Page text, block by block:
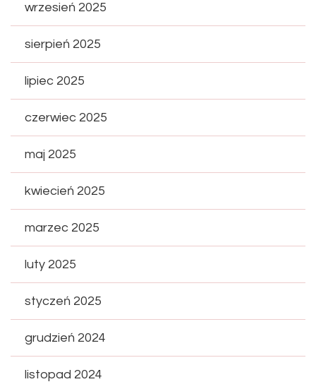
wrzesień 2025
sierpień 2025
lipiec 2025
czerwiec 2025
maj 2025
kwiecień 2025
marzec 2025
luty 2025
styczeń 2025
grudzień 2024
listopad 2024